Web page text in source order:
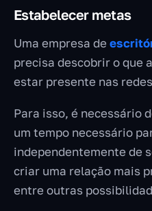
Estabelecer metas
Uma empresa de
precisa descobrir o que
estar presente nas
Para isso, é necessário
um tempo necessário
independentemente de
criar uma relação mais
entre outras